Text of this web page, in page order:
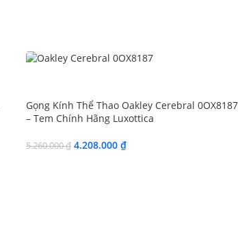
Gọng Kính Thể Thao Oakley Cerebral 0OX8187
– Tem Chính Hãng Luxottica
5.260.000₫ 4.208.000 ₫